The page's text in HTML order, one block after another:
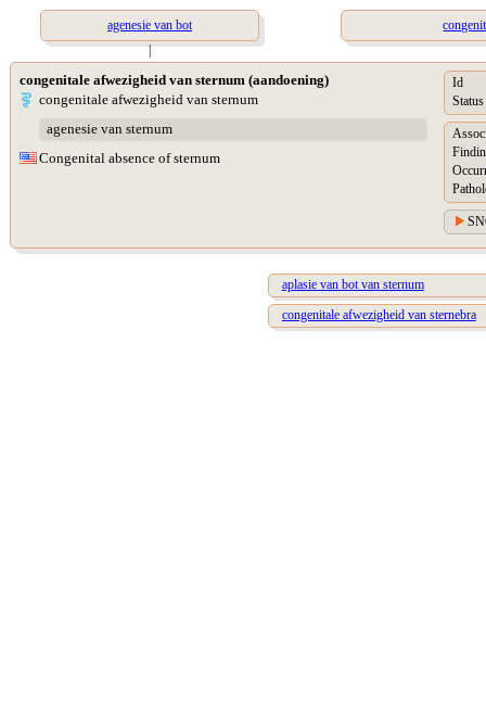
agenesie van bot
|
congenitale afwezigheid van sternum (aandoening)
congenitale afwezigheid van sternum
agenesie van sternum
Congenital absence of sternum
Id
Status
aplasie van bot van sternum
congenitale afwezigheid van sternebra